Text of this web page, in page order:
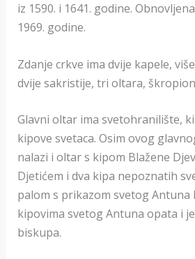
iz 1590. i 1641. godine.
1969. godine.
Zdanje crkve ima dvije kapele,
dvije sakristije, tri oltara,
Glavni oltar ima svetohranilište,
kipove svetaca. Osim ovog
nalazi i oltar s kipom Blažene
Djetićem i dva kipa nepoznatih
palom s prikazom svetog Antuna
kipovima svetog Antuna opata i
biskupa.